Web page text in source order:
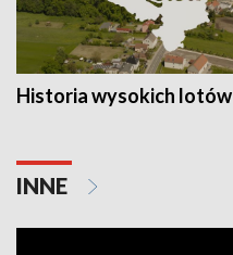
Historia wysokich lotów
INNE